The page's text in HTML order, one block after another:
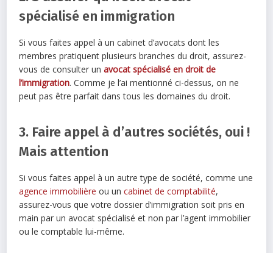
spécialisé en immigration
Si vous faites appel à un cabinet d’avocats dont les
membres pratiquent plusieurs branches du droit, assurez-
vous de consulter unavocat spécialisé en droit de
l’immigration. Comme je l’ai mentionné ci-dessus, on ne
peut pas être parfait dans tous les domaines du droit.
3. Faire appel à d’autres sociétés, oui !
Mais attention
Si vous faites appel à un autre type de société, comme une
agence immobilière ou uncabinet de comptabilité,
assurez-vous que votre dossier d’immigration soit pris en
main par un avocat spécialisé et non par l’agent immobilier
ou le comptable lui-même.